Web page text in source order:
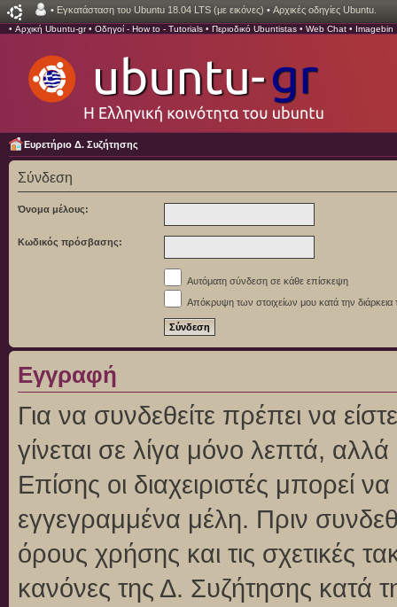
• Εγκατάσταση του Ubuntu 18.04 LTS (με εικόνες) • Αρχικές οδηγίες Ubuntu.
• Αρχική Ubuntu-gr• Οδηγοί - How to - Tutorials • Περιοδικό Ubuntistas • Web Chat • Imagebin
Ευρετήριο Δ. Συζήτησης
Σύνδεση
Όνομα μέλους:
Κωδικός πρόσβασης:
Αυτόματη σύνδεση σε κάθε επίσκεψη
Απόκρυψη των στοιχείων μου κατά την διάρκεια
Εγγραφή
Για να συνδεθείτε πρέπει να
γίνεται σε λίγα μόνο λεπτά,
Επίσης οι διαχειριστές μπορεί
εγγεγραμμένα μέλη. Πριν
όρους χρήσης και τις σχετικές
κανόνες της Δ. Συζήτησης κατά